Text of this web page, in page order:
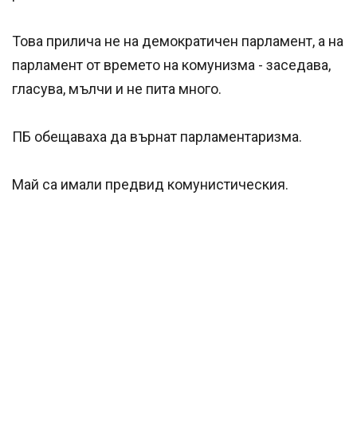
Това прилича не на демократичен парламент, а на
парламент от времето на комунизма - заседава,
гласува, мълчи и не пита много.
ПБ обещаваха да върнат парламентаризма.
Май са имали предвид комунистическия.